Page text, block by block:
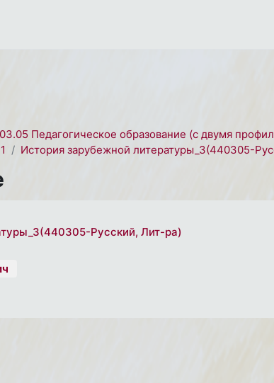
Педагогическое образование (с двумя
История зарубежной литературы_3(440305-
Русский, Лит-ра)